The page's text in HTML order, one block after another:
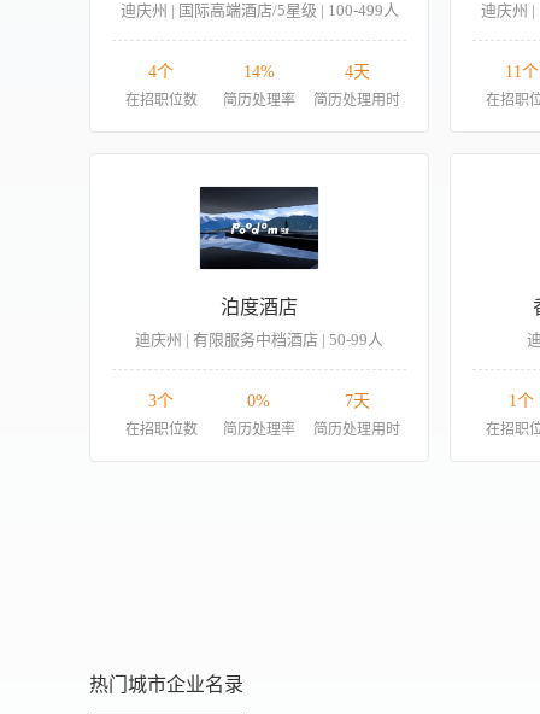
迪庆州 | 国际高端酒店/5星级 | 100-499人
4个
在招职位数
14%
简历处理率
4天
简历处理用时
迪庆州 |
11个
在招职
泊度酒店
迪庆州 | 有限服务中档酒店 | 50-99人
3个
在招职位数
0%
简历处理率
7天
简历处理用时
1个
在招职
热门城市企业名录